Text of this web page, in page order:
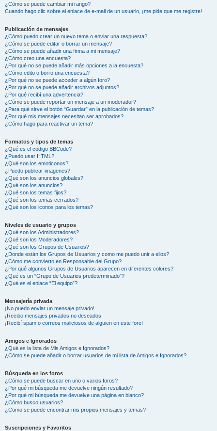
¿Cómo se puede cambiar mi rango?
Cuando hago clic sobre el enlace de e-mail de un usuario, ¡me pide que me registre!
Publicación de mensajes
¿Cómo puedo crear un nuevo tema o enviar una respuesta?
¿Cómo se puede editar o borrar un mensaje?
¿Cómo se puede añadir una firma a mi mensaje?
¿Cómo creo una encuesta?
¿Por qué no se puede añadir más opciones a la encuesta?
¿Cómo edito o borro una encuesta?
¿Por qué no se puede acceder a algún foro?
¿Por qué no se puede añadir archivos adjuntos?
¿Por qué recibí una advertencia?
¿Cómo se puede reportar un mensaje a un moderador?
¿Para qué sirve el botón “Guardar” en la publicación de temas?
¿Por qué mis mensajes necesitan ser aprobados?
¿Cómo hago para reactivar un tema?
Formatos y tipos de temas
¿Qué es el código BBCode?
¿Puedo usar HTML?
¿Qué son los emoticonos?
¿Puedo publicar imagenes?
¿Qué son los anuncios globales?
¿Qué son los anuncios?
¿Qué son los temas fijos?
¿Qué son los temas cerrados?
¿Qué son los iconos para los temas?
Niveles de usuario y grupos
¿Qué son los Administradores?
¿Qué son los Moderadores?
¿Qué son los Grupos de Usuarios?
¿Donde están los Grupos de Usuarios y como me puedo unir a ellos?
¿Cómo me convierto en Responsable del Grupo?
¿Por qué algunos Grupos de Usuarios aparecen en diferentes colores?
¿Qué es un “Grupo de Usuarios predeterminado”?
¿Qué es el enlace “El equipo”?
Mensajería privada
¡No puedo enviar un mensaje privado!
¡Recibo mensajes privados no deseados!
¡Recibí spam o correos maliciosos de alguien en este foro!
Amigos e Ignorados
¿Qué es la lista de Mis Amigos e Ignorados?
¿Cómo se puede añadir o borrar usuarios de mi lista de Amigos e Ignorados?
Búsqueda en los foros
¿Cómo se puede buscar en uno o varios foros?
¿Por qué mi búsqueda me devuelve ningún resultado?
¿Por qué mi búsqueda me devuelve una página en blanco?
¿Cómo busco usuarios?
¿Como se puede encontrar mis propios mensajes y temas?
Suscripciones y Favoritos